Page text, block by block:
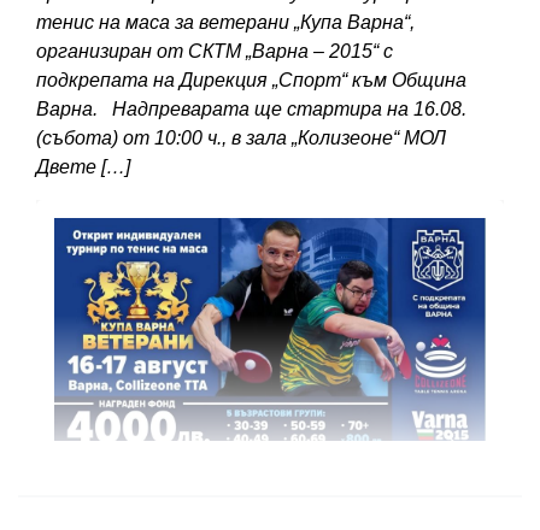
тенис на маса за ветерани „Купа Варна“,
организиран от СКТМ „Варна – 2015“ с
подкрепата на Дирекция „Спорт“ към Община
Варна. Надпреварата ще стартира на 16.08.
(събота) от 10:00 ч., в зала „Колизеоне“ МОЛ
Двете […]